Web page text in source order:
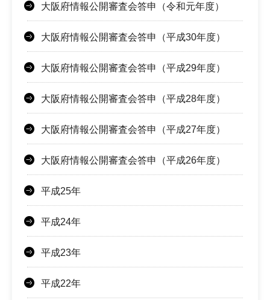
大阪府情報公開審査会答申（令和元年度）
大阪府情報公開審査会答申（平成30年度）
大阪府情報公開審査会答申（平成29年度）
大阪府情報公開審査会答申（平成28年度）
大阪府情報公開審査会答申（平成27年度）
大阪府情報公開審査会答申（平成26年度）
平成25年
平成24年
平成23年
平成22年